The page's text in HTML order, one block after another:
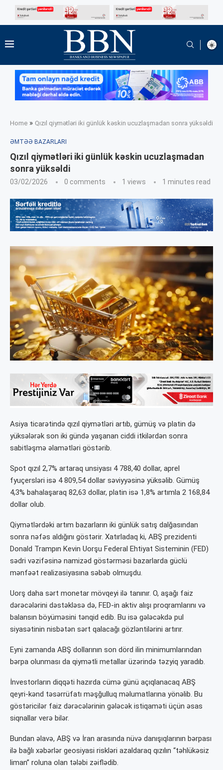
Home » Qızıl qiymətləri iki günlük kəskin ucuzlaşmadan sonra yüksəldi
ƏMTƏƏ BAZARLARI
Qızıl qiymətləri iki günlük kəskin ucuzlaşmadan
sonra yüksəldi
03/02/2026 0 comments 1 views 1 minutes read
Asiya ticarətində qızıl qiymətləri artıb, gümüş və platin də
yüksələrək son iki gündə yaşanan ciddi itkilərdən sonra
sabitləşmə əlamətləri göstərib.
Spot qızıl 2,7% artaraq unsiyası 4 788,40 dollar, aprel
fyuçersləri isə 4 809,54 dollar səviyyəsinə yüksəlib. Gümüş
4,3% bahalaşaraq 82,63 dollar, platin isə 1,8% artımla 2 168,84
dollar olub.
Qiymətlərdəki artım bazarların iki günlük satış dalğasından
sonra nəfəs aldığını göstərir. Xatırladaq ki, ABŞ prezidenti
Donald Trampın Kevin Uorşu Federal Ehtiyat Sisteminin (FED)
sədri vəzifəsinə namizəd göstərməsi bazarlarda güclü
mənfəət realizasiyasına səbəb olmuşdu.
Uorş daha sərt monetar mövqeyi ilə tanınır. O, aşağı faiz
dərəcələrini dəstəkləsə də, FED-in aktiv alışı proqramlarını və
balansın böyüməsini tənqid edib. Bu isə gələcəkdə pul
siyasətinin nisbətən sərt qalacağı gözləntilərini artırır.
Eyni zamanda ABŞ dollarının son dörd ilin minimumlarından
bərpa olunması da qiymətli metallar üzərində təzyiq yaradıb.
İnvestorların diqqəti hazırda cümə günü açıqlanacaq ABŞ
qeyri-kənd təsərrüfatı məşğulluq məlumatlarına yönəlib. Bu
göstəricilər faiz dərəcələrinin gələcək istiqaməti üçün əsas
siqnallar verə bilər.
Bundan əlavə, ABŞ və İran arasında nüvə danışıqlarının bərpası
ilə bağlı xəbərlər geosiyasi riskləri azaldaraq qızılın “təhlükəsiz
liman” roluna olan tələbi zəiflədib.